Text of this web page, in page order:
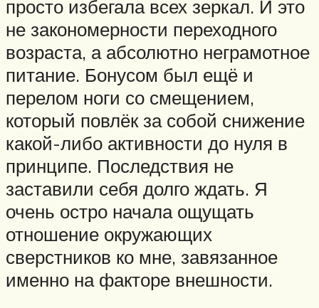
просто избегала всех зеркал. И это
не закономерности переходного
возраста, а абсолютно неграмотное
питание. Бонусом был ещё и
перелом ноги со смещением,
который повлёк за собой снижение
какой-либо активности до нуля в
принципе. Последствия не
заставили себя долго ждать. Я
очень остро начала ощущать
отношение окружающих
сверстников ко мне, завязанное
именно на факторе внешности.